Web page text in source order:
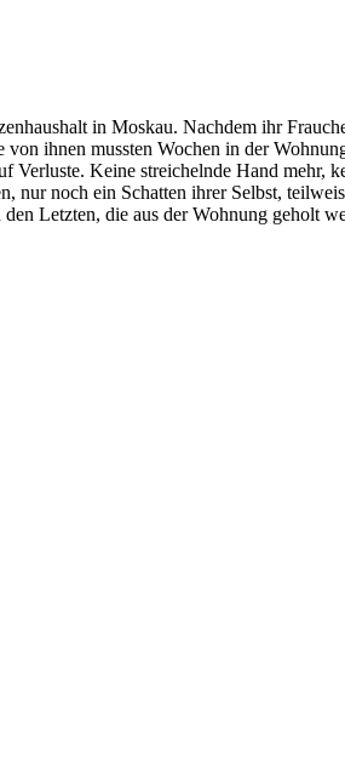
in Moskau. Nachdem ihr
ihnen mussten Wochen in der
Verluste. Keine streichelnde Hand mehr,
nur noch ein Schatten ihrer Selbst,
Letzten, die aus der Wohnung geholt